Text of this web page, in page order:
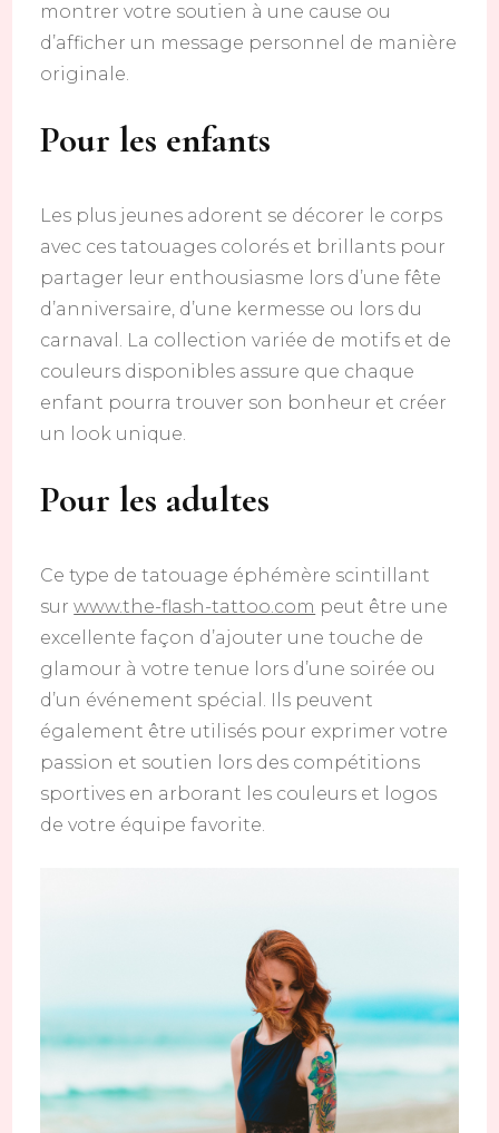
montrer votre soutien à une cause ou
d’afficher un message personnel de manière
originale.
Pour les enfants
Les plus jeunes adorent se décorer le corps
avec ces tatouages colorés et brillants pour
partager leur enthousiasme lors d’une fête
d’anniversaire, d’une kermesse ou lors du
carnaval. La collection variée de motifs et de
couleurs disponibles assure que chaque
enfant pourra trouver son bonheur et créer
un look unique.
Pour les adultes
Ce type de tatouage éphémère scintillant
surwww.the-flash-tattoo.com peut être une
excellente façon d’ajouter une touche de
glamour à votre tenue lors d’une soirée ou
d’un événement spécial. Ils peuvent
également être utilisés pour exprimer votre
passion et soutien lors des compétitions
sportives en arborant les couleurs et logos
de votre équipe favorite.